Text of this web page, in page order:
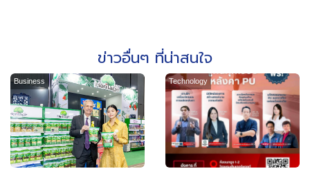
ข่าวอื่นๆ ที่น่าสนใจ
Business Technology